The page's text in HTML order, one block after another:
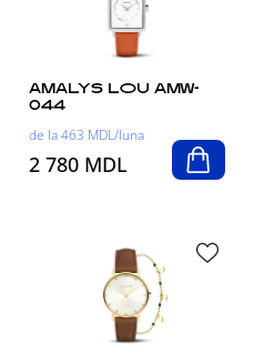
AMALYS LOU AMW-
044
de la 463 MDL/luna
2 780 MDL